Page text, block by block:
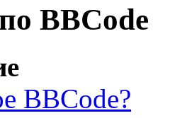
BBCode
BBCode?